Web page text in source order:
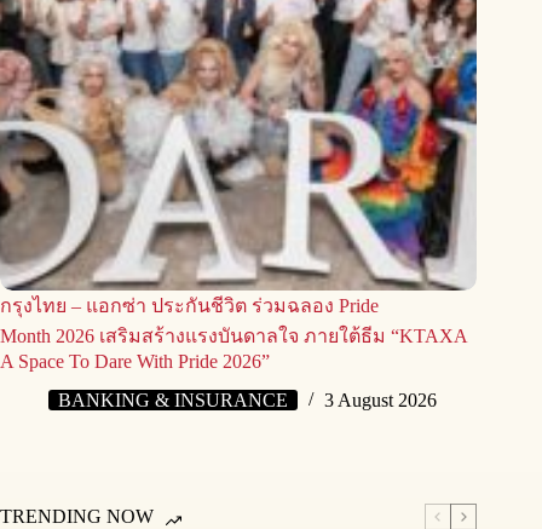
กรุงไทย – แอกซ่า ประกันชีวิต ร่วมฉลอง Pride
Month 2026 เสริมสร้างแรงบันดาลใจ ภายใต้ธีม “KTAXA
A Space To Dare With Pride 2026”
BANKING & INSURANCE
3 August 2026
TRENDING NOW